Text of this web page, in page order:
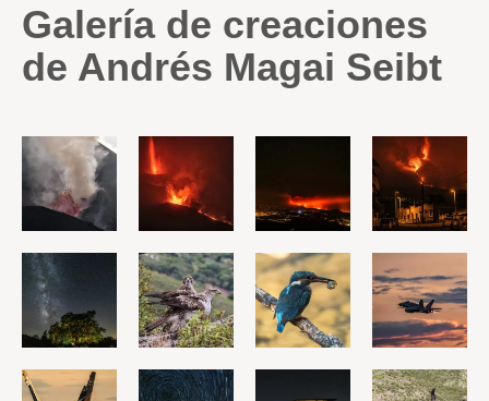
Galería de creaciones
de Andrés Magai Seibt